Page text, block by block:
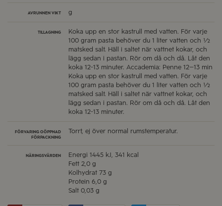
AVRUNNEN VIKT g
TILLAGNING
Koka upp en stor kastrull med vatten. För varje
100 gram pasta behöver du 1 liter vatten och ½
matsked salt. Häll i saltet när vattnet kokar, och
lägg sedan i pastan. Rör om då och då. Låt den
koka 12-13 minuter. Accademia: Penne 12–13 min
Koka upp en stor kastrull med vatten. För varje
100 gram pasta behöver du 1 liter vatten och ½
matsked salt. Häll i saltet när vattnet kokar, och
lägg sedan i pastan. Rör om då och då. Låt den
koka 12-13 minuter.
FÖRVARING OÖPPNAD
FÖRPACKNING
Torrt, ej över normal rumstemperatur.
NÄRINGSVÄRDEN Energi 1445 kJ, 341 kcal
Fett 2,0 g
Kolhydrat 73 g
Protein 6,0 g
Salt 0,03 g